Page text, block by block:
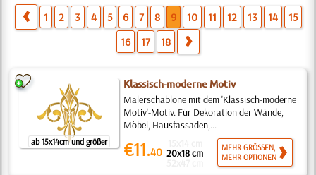
1 2 3 4 5 6 7 8 9 10 11 12 13 14
15
16
17 18
ab 15x14cm und größer
Klassisch-moderne Motiv
Malerschablone mit dem 'Klassisch-moderne
Motiv'-Motiv. Für Dekoration der Wände,
Möbel, Hausfassaden,...
€11.40 20x18 cm
MEHR GRÖSSEN,
MEHR OPTIONEN